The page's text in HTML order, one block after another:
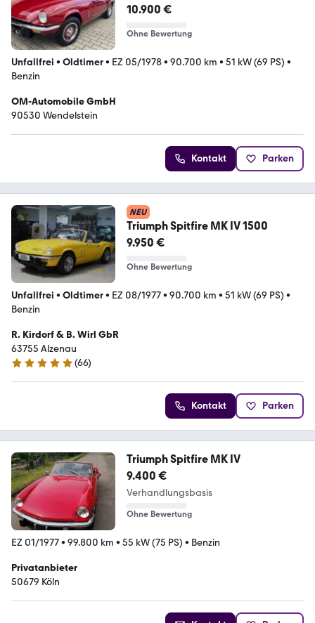
10.900 €
Ohne Bewertung
Unfallfrei • Oldtimer• EZ 05/1978• 90.700 km • 51 kW (69 PS) •
Benzin
OM-Automobile GmbH
90530 Wendelstein
Kontakt Parken
NEU
Triumph Spitfire MK IV 1500
9.950 €
Ohne Bewertung
Unfallfrei • Oldtimer• EZ 08/1977• 90.700 km • 51 kW (69 PS) •
Benzin
R. Kirdorf & B. Wirl GbR
63755 Alzenau
4.9 Sterne
(66)
Kontakt Parken
Triumph Spitfire MK IV
9.400 €
Verhandlungsbasis
Ohne Bewertung
EZ 01/1977• 99.800 km • 55 kW (75 PS) • Benzin
Privatanbieter
50679 Köln